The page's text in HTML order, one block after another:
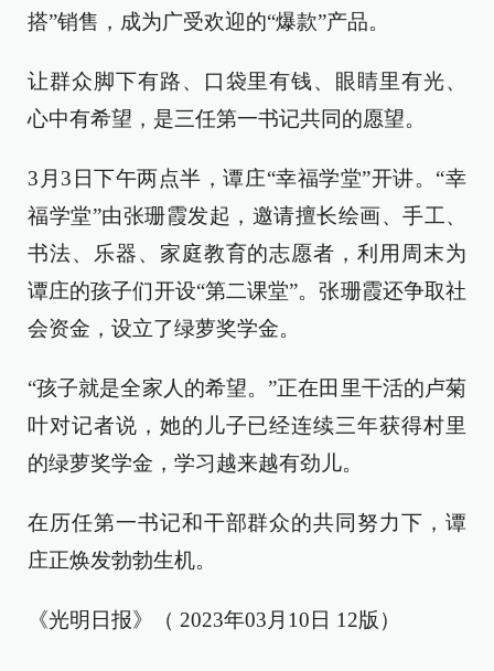
搭”销售，成为广受欢迎的“爆款”产品。
让群众脚下有路、口袋里有钱、眼睛里有光、
心中有希望，是三任第一书记共同的愿望。
3月3日下午两点半，谭庄“幸福学堂”开讲。“幸
福学堂”由张珊霞发起，邀请擅长绘画、手工、
书法、乐器、家庭教育的志愿者，利用周末为
谭庄的孩子们开设“第二课堂”。张珊霞还争取社
会资金，设立了绿萝奖学金。
“孩子就是全家人的希望。”正在田里干活的卢菊
叶对记者说，她的儿子已经连续三年获得村里
的绿萝奖学金，学习越来越有劲儿。
在历任第一书记和干部群众的共同努力下，谭
庄正焕发勃勃生机。
《光明日报》（ 2023年03月10日 12版）